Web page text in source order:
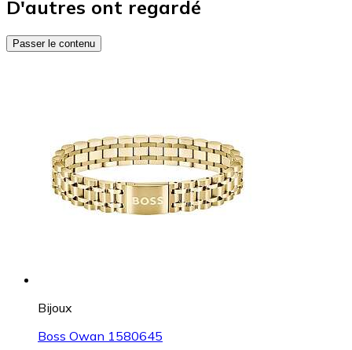
D'autres ont regardé
Passer le contenu
Bijoux
Boss Owan 1580645